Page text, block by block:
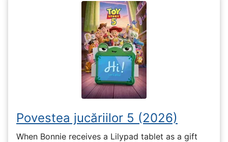
Povestea jucăriilor 5 (2026)
When Bonnie receives a Lilypad tablet as a gift